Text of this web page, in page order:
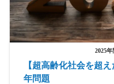
2025
【超高齢化社会を超
年問題